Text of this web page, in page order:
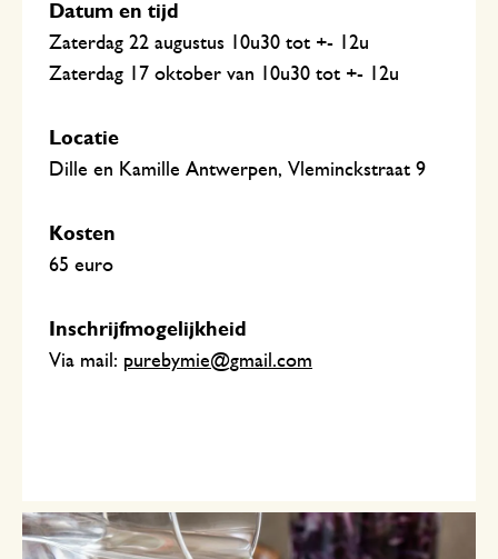
Datum en tijd
Zaterdag 22 augustus 10u30 tot +- 12u
Zaterdag 17 oktober van 10u30 tot +- 12u
Locatie
Dille en Kamille Antwerpen, Vleminckstraat 9
Kosten
65 euro
Inschrijfmogelijkheid
Via mail: purebymie@gmail.com